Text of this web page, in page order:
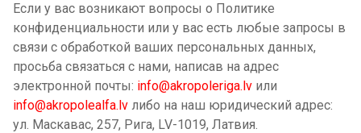
Если у вас возникают вопросы о Политике
конфиденциальности или у вас есть любые запросы в
связи с обработкой ваших персональных данных,
просьба связаться с нами, написав на адрес
электронной почты: info@akropoleriga.lv или
info@akropolealfa.lv либо на наш юридический адрес:
ул. Маскавас, 257, Рига, LV-1019, Латвия.